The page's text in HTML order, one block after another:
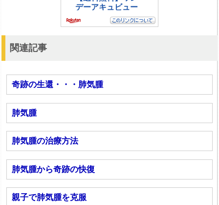
関連記事
奇跡の生還・・・肺気腫
肺気腫
肺気腫の治療方法
肺気腫から奇跡の快復
親子で肺気腫を克服